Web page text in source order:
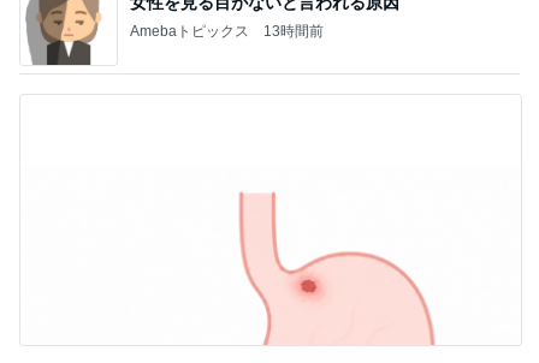
意外な場所の安いタイの食器
朝から遊んだ後のまさかの二度寝